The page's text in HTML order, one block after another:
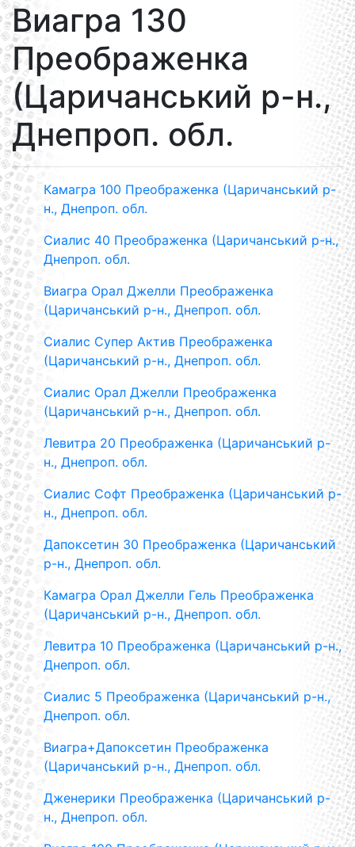
Виагра 130
Преображенка
(Царичанський р-н.,
Днепроп. обл.
Камагра 100 Преображенка (Царичанський р-
н., Днепроп. обл.
Сиалис 40 Преображенка (Царичанський р-н.,
Днепроп. обл.
Виагра Орал Джелли Преображенка
(Царичанський р-н., Днепроп. обл.
Сиалис Супер Актив Преображенка
(Царичанський р-н., Днепроп. обл.
Сиалис Орал Джелли Преображенка
(Царичанський р-н., Днепроп. обл.
Левитра 20 Преображенка (Царичанський р-
н., Днепроп. обл.
Сиалис Софт Преображенка (Царичанський р-
н., Днепроп. обл.
Дапоксетин 30 Преображенка (Царичанський
р-н., Днепроп. обл.
Камагра Орал Джелли Гель Преображенка
(Царичанський р-н., Днепроп. обл.
Левитра 10 Преображенка (Царичанський р-н.,
Днепроп. обл.
Сиалис 5 Преображенка (Царичанський р-н.,
Днепроп. обл.
Виагра+Дапоксетин Преображенка
(Царичанський р-н., Днепроп. обл.
Дженерики Преображенка (Царичанський р-
н., Днепроп. обл.